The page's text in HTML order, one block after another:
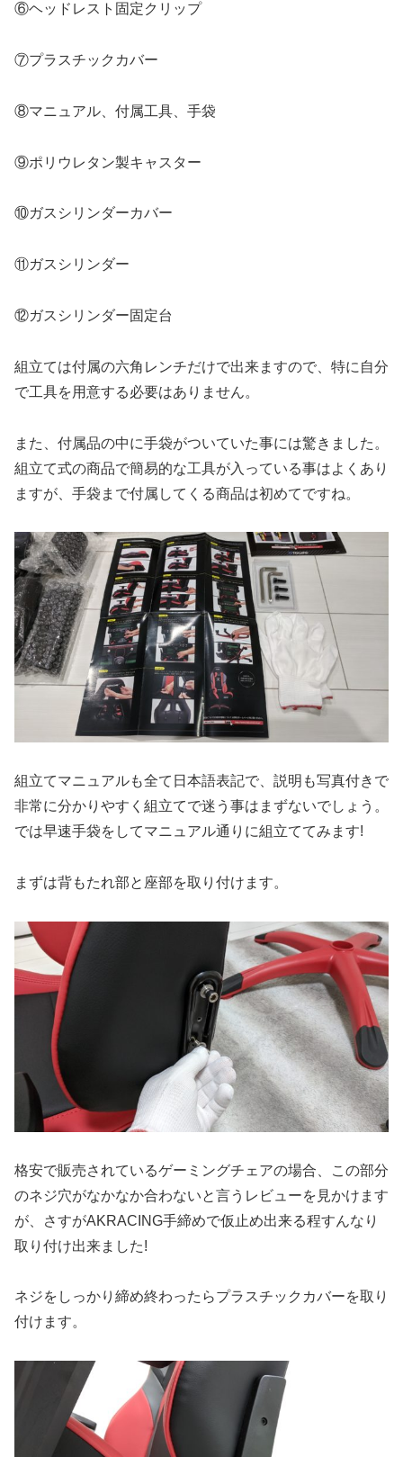
⑥ヘッドレスト固定クリップ
⑦プラスチックカバー
⑧マニュアル、付属工具、手袋
⑨ポリウレタン製キャスター
⑩ガスシリンダーカバー
⑪ガスシリンダー
⑫ガスシリンダー固定台
組立ては付属の六角レンチだけで出来ますので、特に自分
で工具を用意する必要はありません。
また、付属品の中に手袋がついていた事には驚きました。
組立て式の商品で簡易的な工具が入っている事はよくあり
ますが、手袋まで付属してくる商品は初めてですね。
組立てマニュアルも全て日本語表記で、説明も写真付きで
非常に分かりやすく組立てで迷う事はまずないでしょう。
では早速手袋をしてマニュアル通りに組立ててみます!
まずは背もたれ部と座部を取り付けます。
格安で販売されているゲーミングチェアの場合、この部分
のネジ穴がなかなか合わないと言うレビューを見かけます
が、さすがAKRACING手締めで仮止め出来る程すんなり
取り付け出来ました!
ネジをしっかり締め終わったらプラスチックカバーを取り
付けます。